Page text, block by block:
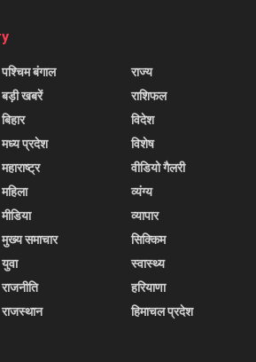
पश्चिम बंगाल
बड़ी खबरें
बिहार
मध्य प्रदेश
महाराष्ट्र
महिला
मीडिया
मुख्य समाचार
युवा
राजनीति
राजस्थान
राज्य
राशिफल
विदेश
विशेष
वीडियो गैलरी
व्यंग्य
व्यापार
सिक्किम
स्वास्थ्य
हरियाणा
हिमाचल प्रदेश